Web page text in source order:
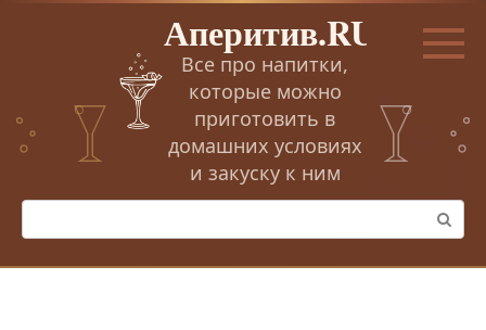
Перейти
Аперитив.RU
Все про напитки,
которые можно
приготовить в
домашних условиях
и закуску к ним
Поиск: